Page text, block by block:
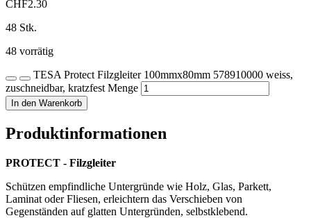
CHF2.30
48 Stk.
48 vorrätig
TESA Protect Filzgleiter 100mmx80mm 578910000 weiss,
zuschneidbar, kratzfest Menge
In den Warenkorb
Produktinformationen
PROTECT - Filzgleiter
Schützen empfindliche Untergründe wie Holz, Glas, Parkett,
Laminat oder Fliesen, erleichtern das Verschieben von
Gegenständen auf glatten Untergründen, selbstklebend.